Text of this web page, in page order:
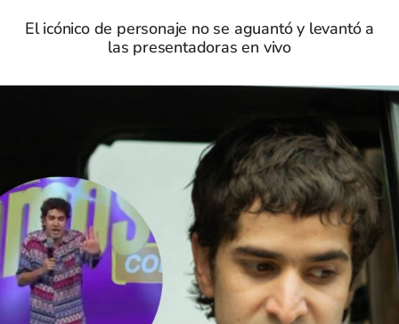
El icónico de personaje no se aguantó y levantó a
las presentadoras en vivo